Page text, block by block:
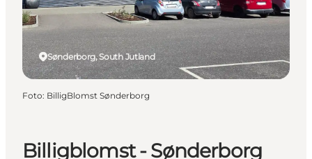
Booking
Billigblomst - Sønderborg
Sønderborg, South Jutland
Foto: BilligBlomst Sønderborg